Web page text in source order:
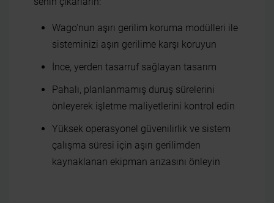
Wago'nun aşırı gerilim koruma modülleri ile
sisteminizi aşırı gerilime karşı koruyun
İnce, yerden tasarruf sağlayan tasarım
Pahalı, planlanmamış duruş sürelerini
önleyerek işletme maliyetlerini kontrol edin
Yüksek operasyonel güvenilirlik ve sistem
çalışma süresi için aşırı gerilimden
kaynaklanan ekipman arızasını önleyin